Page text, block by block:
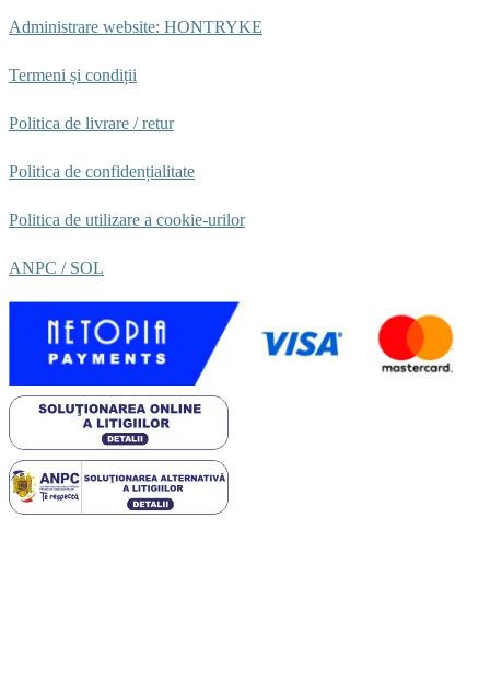
Administrare website: HONTRYKE
Termeni și condiții
Politica de livrare / retur
Politica de confidențialitate
Politica de utilizare a cookie-urilor
ANPC / SOL